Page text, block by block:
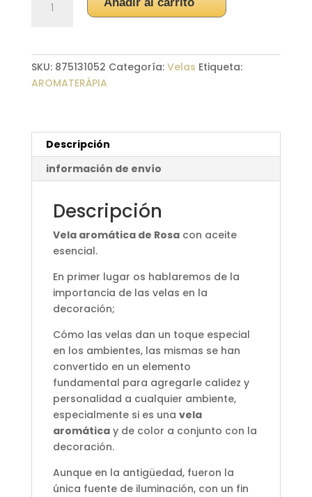
Aromática
Rosa
cantidad
Añadir al carrito
SKU: 875131052 Categoría: Velas Etiqueta:
AROMATERÁPIA
Descripción
información de envío
Descripción
Vela aromática de Rosacon aceite
esencial.
En primer lugar os hablaremos de la
importancia de las velas en la
decoración;
Cómo las velas dan un toque especial
en los ambientes, las mismas se han
convertido en un elemento
fundamental para agregarle calidez y
personalidad a cualquier ambiente,
especialmente si es una vela
aromáticay de color a conjunto con la
decoración.
Aunque en la antigüedad, fueron la
única fuente de iluminación, con un fin